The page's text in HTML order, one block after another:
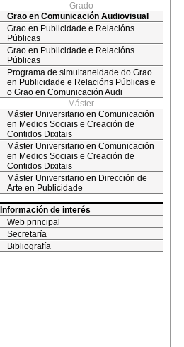
Grado
Grao en Comunicación Audiovisual
Grao en Publicidade e Relacións
Públicas
Grao en Publicidade e Relacións
Públicas
Programa de simultaneidade do Grao
en Publicidade e Relacións Públicas e
o Grao en Comunicación Audi
Máster
Máster Universitario en Comunicación
en Medios Sociais e Creación de
Contidos Dixitais
Máster Universitario en Comunicación
en Medios Sociais e Creación de
Contidos Dixitais
Máster Universitario en Dirección de
Arte en Publicidade
Información de interés
Web principal
Secretaría
Bibliografía